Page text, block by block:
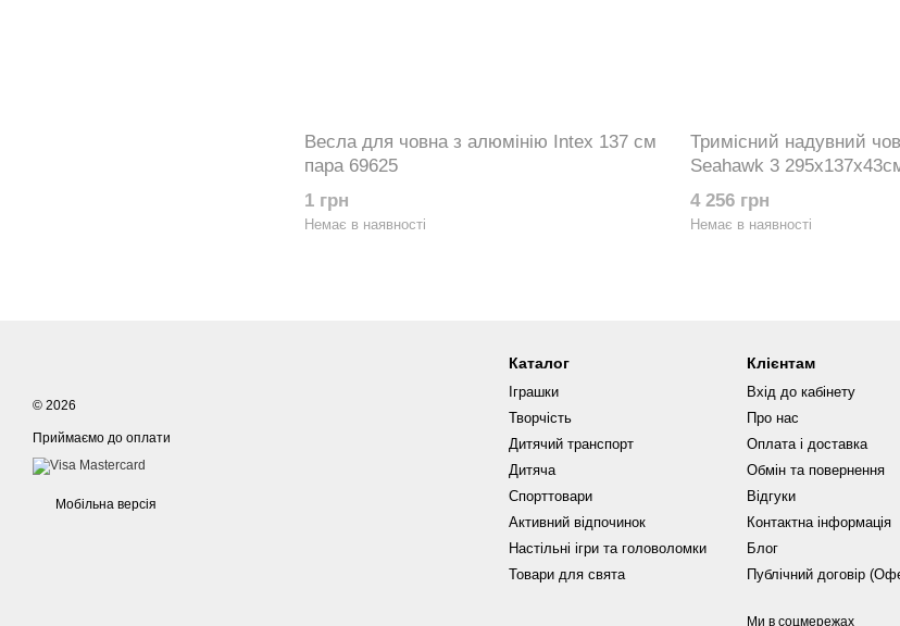
Весла для човна з алюмінію Intex 137 см
пара 69625
1 грн
Немає в наявності
Тримісний надувний
Seahawk 3
ручним насосом 68380
4 256 грн
Немає в наявності
© 2026
Приймаємо до оплати
Мобільна версія
Каталог
Іграшки
Творчість
Дитячий транспорт
Дитяча
Спорттовари
Активний відпочинок
Настільні ігри та головоломки
Товари для свята
Клієнтам
Вхід до кабінету
Про нас
Оплата і доставка
Обмін та повернення
Відгуки
Контактна інформація
Блог
Публічний договір
Ми в соцмережах